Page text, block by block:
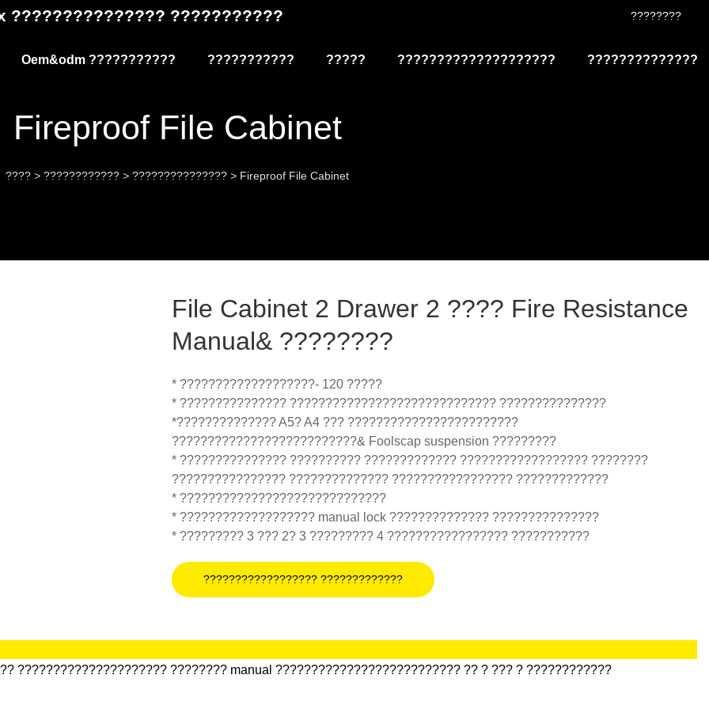
??????????????? ??????????? ????????
Oem&odm ??????????? ??????????? ????? ????????????????????
Fireproof File Cabinet
???? > ???????????? > ??????????????? > Fireproof File Cabinet
File Cabinet 2 Drawer 2 ???? Fire Resistance
Manual& ????????
* ???????????????????- 120 ?????
* ??????????????? ????????????????????????????? ???????????????
*?????????????? A5? A4 ??? ????????????????????????
??????????????????????????& Foolscap suspension ?????????
* ??????????????? ?????????? ????????????? ?????????????????? ????????
???????????????? ?????????????? ????????????????? ?????????????
* ?????????????????????????????
* ??????????????????? manual lock ?????????????? ???????????????
* ????????? 3 ??? 2? 3 ????????? 4 ????????????????? ???????????
?????????????????? ?????????????
????????????????????? ???????? manual ?????????????????????????? ?? ? ??? ? ????????????